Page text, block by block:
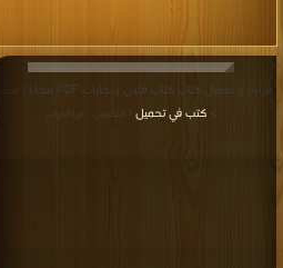
قراءة و تحميل كتاب كتاب فلان وتحليات PDF مجانا | مكتبة
>كتب في تحميل | التحميل : مرة/مرات